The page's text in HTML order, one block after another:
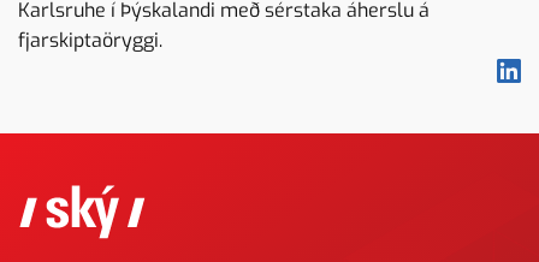
Karlsruhe í Þýskalandi með sérstaka áherslu á
fjarskiptaöryggi.